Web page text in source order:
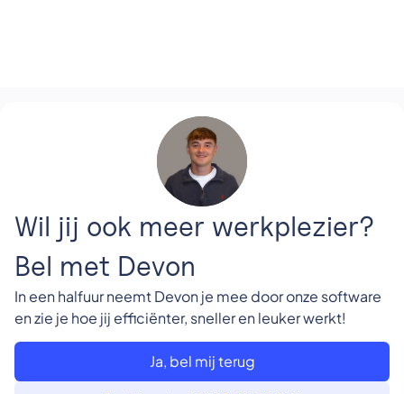
Wil jij ook meer werkplezier?
Bel met Devon
In een halfuur neemt Devon je mee door onze software
en zie je hoe jij efficiënter, sneller en leuker werkt!
Ja, bel mij terug